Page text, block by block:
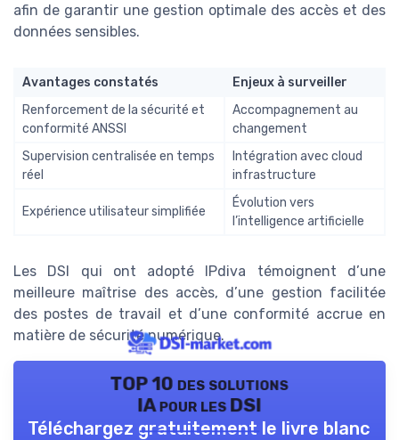
afin de garantir une gestion optimale des accès et des
données sensibles.
Avantages constatés
Enjeux à surveiller
Renforcement de la sécurité et
conformité ANSSI
Accompagnement au
changement
Supervision centralisée en temps
réel
Intégration avec cloud
infrastructure
Expérience utilisateur simplifiée
Évolution vers
l’intelligence artificielle
Les DSI qui ont adopté IPdiva témoignent d’une
meilleure maîtrise des accès, d’une gestion facilitée
des postes de travail et d’une conformité accrue en
matière de sécurité numérique.
TOP 10 des solutions
IA pour les DSI
Téléchargez gratuitement le livre blanc